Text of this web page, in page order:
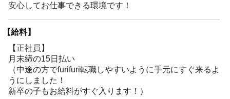
安心してお仕事できる環境です！
【給料】
【正社員】
月末締の15日払い
（中途の方でfurifuri転職しやすいように手元にすぐ来るよ
うにしました！
新卒の子もお給料がすぐ入ります！）